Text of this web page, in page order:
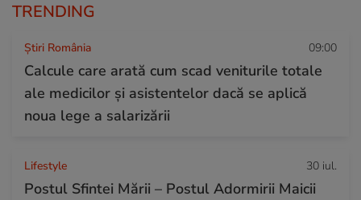
TRENDING
Știri România 09:00
Calcule care arată cum scad veniturile totale
ale medicilor și asistentelor dacă se aplică
noua lege a salarizării
Lifestyle 30 iul.
Postul Sfintei Mării – Postul Adormirii Maicii